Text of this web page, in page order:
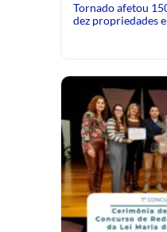
Tornado afetou
dez propriedades